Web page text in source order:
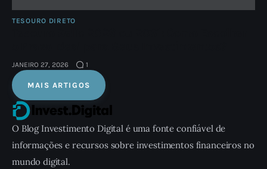
TESOURO DIRETO
JANEIRO 27, 2026 1
MAIS ARTIGOS
O Blog Investimento Digital é uma fonte confiável de
informações e recursos sobre investimentos financeiros no
mundo digital.